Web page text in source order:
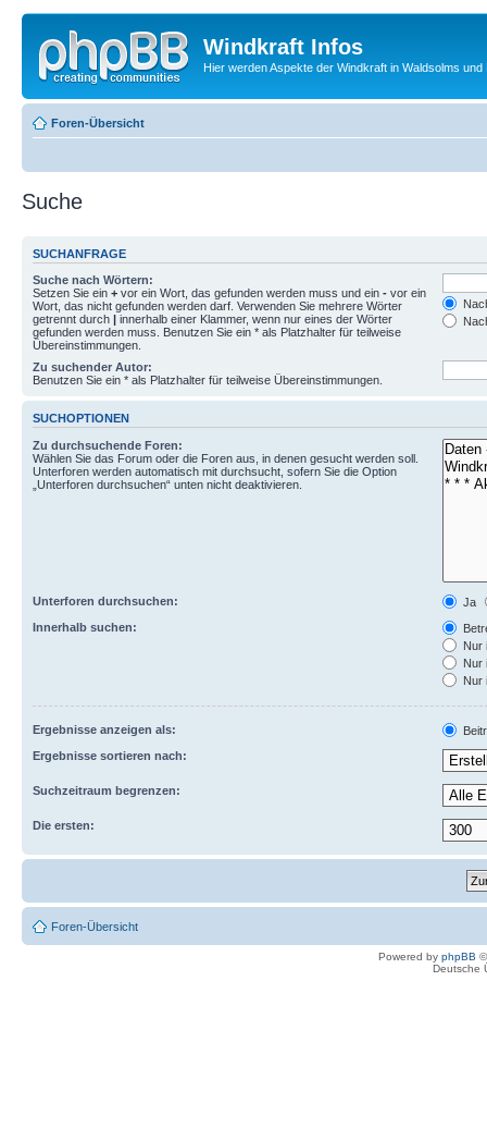
Windkraft Infos
Hier werden Aspekte der Windkraft in Waldsolms
Foren-Übersicht
Suche
SUCHANFRAGE
Suche nach Wörtern:
Setzen Sie ein + vor ein Wort, das gefunden werden muss und ein - vor ein
Wort, das nicht gefunden werden darf. Verwenden Sie mehrere Wörter
getrennt durch | innerhalb einer Klammer, wenn nur eines der Wörter
gefunden werden muss. Benutzen Sie ein * als Platzhalter für teilweise
Übereinstimmungen.
Zu suchender Autor:
Benutzen Sie ein * als Platzhalter für teilweise Übereinstimmungen.
SUCHOPTIONEN
Zu durchsuchende Foren:
Wählen Sie das Forum oder die Foren aus, in denen gesucht werden soll.
Unterforen werden automatisch mit durchsucht, sofern Sie die Option
„Unterforen durchsuchen“ unten nicht deaktivieren.
Unterforen durchsuchen:
Ja
Innerhalb suchen:
Nur
Nur
Nur
Ergebnisse anzeigen als:
Ergebnisse sortieren nach:
Suchzeitraum begrenzen:
Die ersten:
Foren-Übersicht
Powered by phpBB
Deutsche